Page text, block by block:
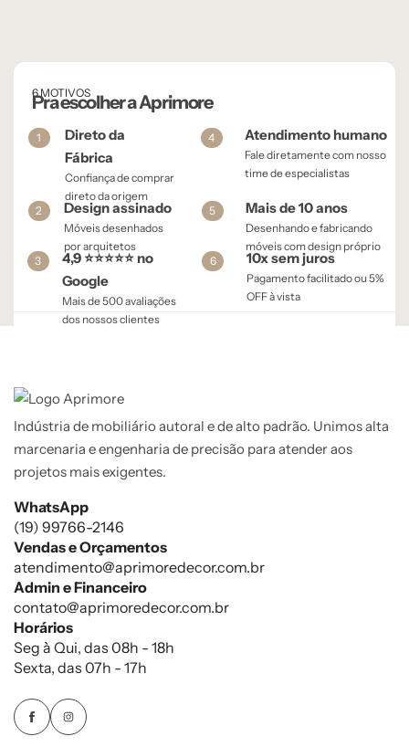
6 MOTIVOS
Pra escolher a Aprimore
1
Direto da
Fábrica
Confiança de comprar
direto da origem
4 Atendimento humano
Fale diretamente com nosso
time de especialistas
2 Design assinado
Móveis desenhados
por arquitetos
5 Mais de 10 anos
Desenhando e fabricando
móveis com design próprio
3
4,9 ⭐⭐⭐⭐⭐ no
Google
Mais de 500 avaliações
dos nossos clientes
6 10x sem juros
Pagamento facilitado ou 5%
OFF à vista​
Indústria de mobiliário autoral e de alto padrão. Unimos alta
marcenaria e engenharia de precisão para atender aos
projetos mais exigentes.
WhatsApp
(19) 99766-2146
Vendas e Orçamentos
atendimento@aprimoredecor.com.br
Admin e Financeiro
contato@aprimoredecor.com.br
Horários
Seg à Qui, das 08h - 18h
Sexta, das 07h - 17h